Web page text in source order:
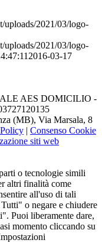
uploads/2021/03/logo-
uploads/2021/03/logo-
2016-03-17
AES DOMICILIO -
(MB), Via Marsala, 8
| Consenso Cookie
siti web
o tecnologie simili
altri finalità come
all'uso di tali
o negare e chiudere
Puoi liberamente dare,
momento cliccando su